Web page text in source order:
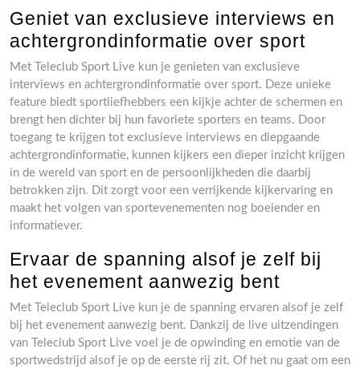
Geniet van exclusieve interviews en
achtergrondinformatie over sport
Met Teleclub Sport Live kun je genieten van exclusieve
interviews en achtergrondinformatie over sport. Deze unieke
feature biedt sportliefhebbers een kijkje achter de schermen en
brengt hen dichter bij hun favoriete sporters en teams. Door
toegang te krijgen tot exclusieve interviews en diepgaande
achtergrondinformatie, kunnen kijkers een dieper inzicht krijgen
in de wereld van sport en de persoonlijkheden die daarbij
betrokken zijn. Dit zorgt voor een verrijkende kijkervaring en
maakt het volgen van sportevenementen nog boeiender en
informatiever.
Ervaar de spanning alsof je zelf bij
het evenement aanwezig bent
Met Teleclub Sport Live kun je de spanning ervaren alsof je zelf
bij het evenement aanwezig bent. Dankzij de live uitzendingen
van Teleclub Sport Live voel je de opwinding en emotie van de
sportwedstrijd alsof je op de eerste rij zit. Of het nu gaat om een